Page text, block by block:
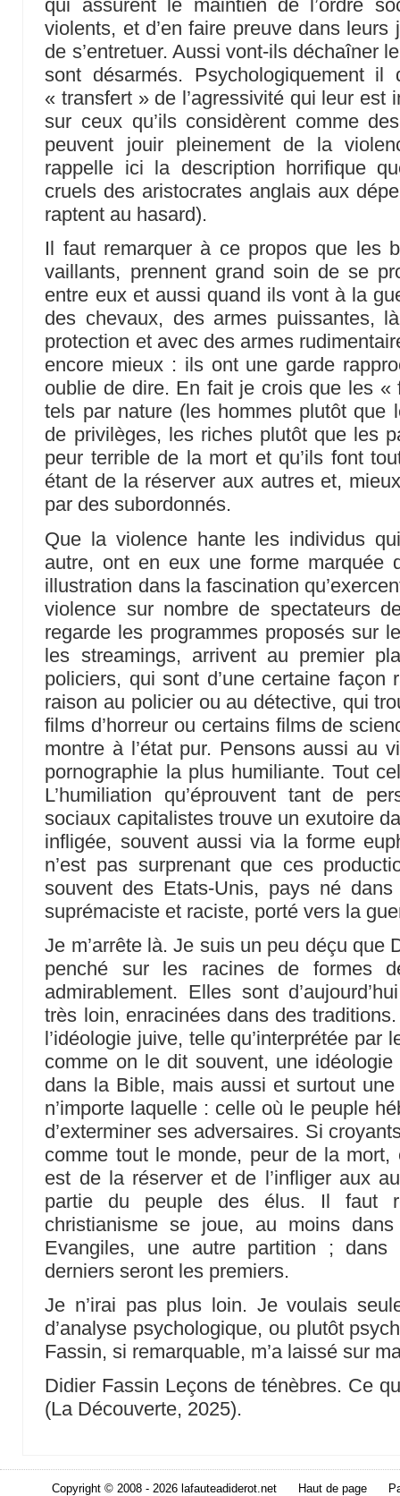
qui assurent le maintien de l’ordre
violents, et d’en faire preuve dans
de s’entretuer. Aussi vont-ils déchaîner
sont désarmés. Psychologiquement
« transfert » de l’agressivité qui leur est
sur ceux qu’ils considèrent comme
peuvent jouir pleinement de la
rappelle ici la description horrifique
cruels des aristocrates anglais aux
raptent au hasard).
Il faut remarquer à ce propos que les
vaillants, prennent grand soin de se
entre eux et aussi quand ils vont à la
des chevaux, des armes puissantes,
protection et avec des armes
encore mieux : ils ont une garde
oublie de dire. En fait je crois que les
tels par nature (les hommes plutôt que
de privilèges, les riches plutôt que les
peur terrible de la mort et qu’ils font
étant de la réserver aux autres et,
par des subordonnés.
Que la violence hante les individus
autre, ont en eux une forme marquée
illustration dans la fascination
violence sur nombre de spectateurs
regarde les programmes proposés sur
les streamings, arrivent au premier
policiers, qui sont d’une certaine façon
raison au policier ou au détective, qui
films d’horreur ou certains films de
montre à l’état pur. Pensons aussi au
pornographie la plus humiliante. Tout
L’humiliation qu’éprouvent tant de
sociaux capitalistes trouve un exutoire
infligée, souvent aussi via la forme
n’est pas surprenant que ces
souvent des Etats-Unis, pays né
suprémaciste et raciste, porté vers la
Je m’arrête là. Je suis un peu déçu que
penché sur les racines de formes
admirablement. Elles sont
très loin, enracinées dans des
l’idéologie juive, telle qu’interprétée par
comme on le dit souvent, une
dans la Bible, mais aussi et surtout
n’importe laquelle : celle où le peuple
d’exterminer ses adversaires. Si
comme tout le monde, peur de la
est de la réserver et de l’infliger aux
partie du peuple des élus. Il faut
christianisme se joue, au moins
Evangiles, une autre partition ;
derniers seront les premiers.
Je n’irai pas plus loin. Je voulais
d’analyse psychologique, ou plutôt
Fassin, si remarquable, m’a laissé sur
Didier Fassin Leçons de ténèbres. Ce
(La Découverte, 2025).
Copyright © 2008 - 2026 lafauteadiderot.net Haut de page